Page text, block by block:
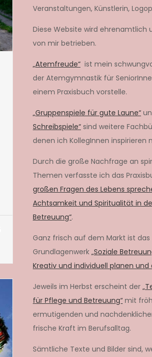
Veranstaltungen, Künstlerin,
Diese Website wird ehrenamtlich
von mir betrieben.
„Atemfreude“ ist mein
der Atemgymnastik für
einem Praxisbuch vorstelle.
„Gruppenspiele für gute Laune“
Schreibspiele“ sind weitere
denen ich KollegInnen inspirieren
Durch die große Nachfrage an
Themen verfasste ich das
großen Fragen des Lebens
Achtsamkeit und Spiritualität in
Betreuung“.
Ganz frisch auf dem Markt ist das
Grundlagenwerk „Soziale
Kreativ und individuell planen und
Jeweils im Herbst erscheint der
für Pflege und Betreuung“ mit
ermutigenden und
frische Kraft im Berufsalltag.
Sämtliche Texte und Bilder sind,